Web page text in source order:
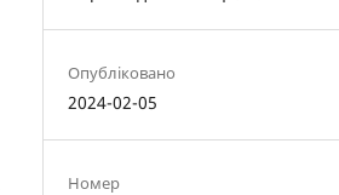
Опубліковано
2024-02-05
Номер